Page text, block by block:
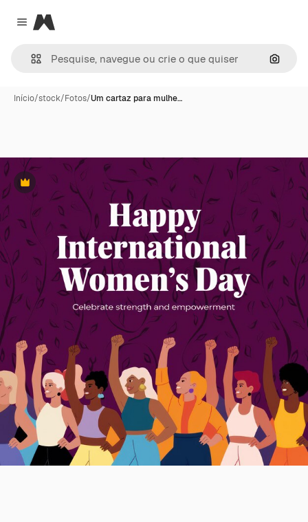
Close menu
Magnific
Início/stock/Fotos/Um cartaz para mulhe…
Premium